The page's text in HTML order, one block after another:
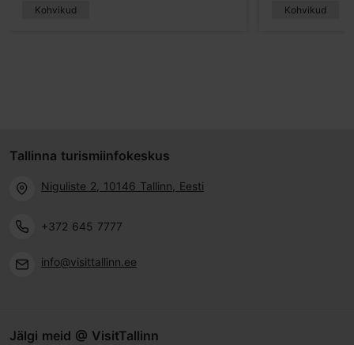
Kohvikud Kohvikud
Tallinna turismiinfokeskus
Niguliste 2, 10146 Tallinn, Eesti
+372 645 7777
info@visittallinn.ee
Jälgi meid @ VisitTallinn